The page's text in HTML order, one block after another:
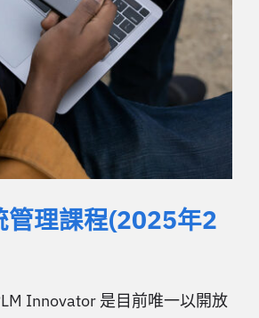
管理課程(2025年2
Innovator 是目前唯一以開放